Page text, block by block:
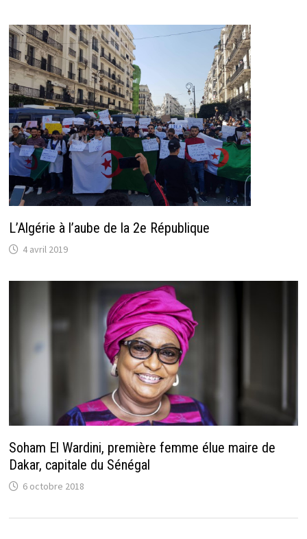
L’Algérie à l’aube de la 2e République
4 avril 2019
Soham El Wardini, première femme élue maire de
Dakar, capitale du Sénégal
6 octobre 2018